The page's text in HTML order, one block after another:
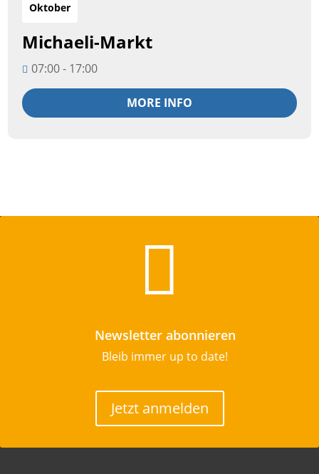
Oktober
Michaeli-Markt
07:00 - 17:00
MORE INFO

Newsletter abonnieren
Bleib immer up to date!
Jetzt anmelden